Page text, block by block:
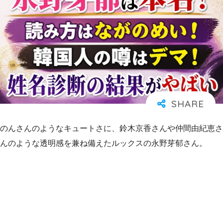
のんさんのようなキュートさに、鈴木京香さんや仲間由紀恵さ
んのような透明感を兼ね備えたルックスの永野芽郁さん。